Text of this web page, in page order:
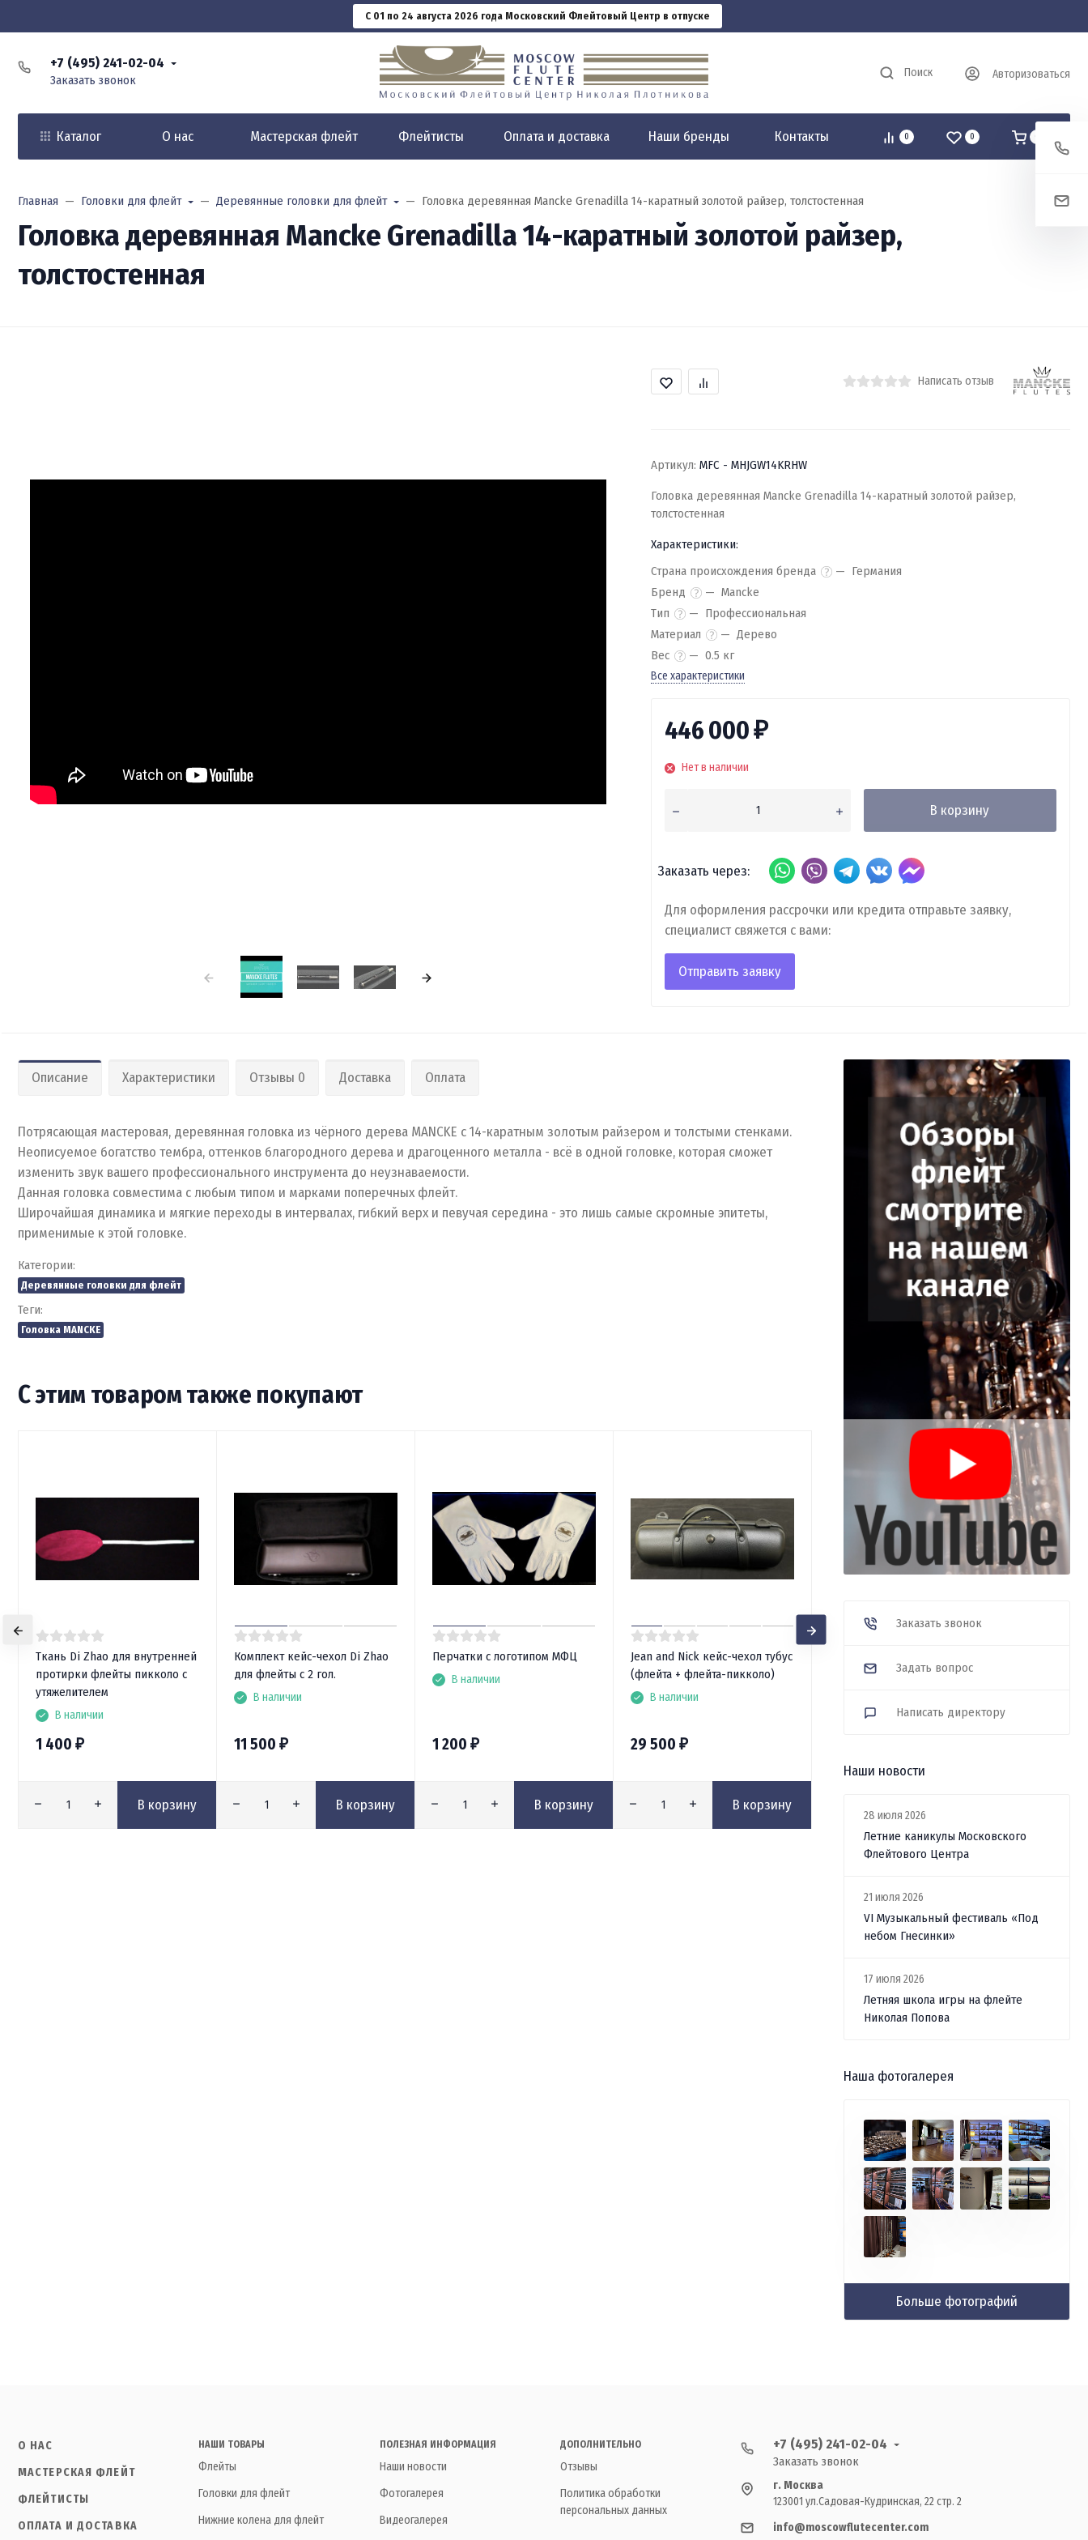
С 01 по 24 августа 2026 года Московский Флейтовый Центр в отпуске
+7 (495) 241-02-04
Заказать звонок
Поиск Авторизоваться
Каталог О нас Мастерская флейт Флейтисты Оплата и доставка Наши бренды Контакты 0 0
Главная Головки для флейт Деревянные головки для флейт Головка деревянная Mancke Grenadilla 14-каратный золотой райзер, толстостенная
Головка деревянная Mancke Grenadilla 14-каратный золотой райзер,
толстостенная
Написать отзыв
Артикул: MFC - MHJGW14KRHW
Головка деревянная Mancke Grenadilla 14-каратный золотой райзер,
толстостенная
Характеристики:
Страна происхождения бренда
Германия
Бренд
Mancke
Тип
Профессиональная
Материал
Дерево
Вес
0.5 кг
Все характеристики
446 000₽
Нет в наличии
В корзину
Заказать через:
Для оформления рассрочки или кредита отправьте заявку,
специалист свяжется с вами:
Отправить заявку
Описание Характеристики Отзывы 0 Доставка Оплата
Потрясающая мастеровая, деревянная головка из чёрного дерева MANCKE с 14-каратным золотым райзером и толстыми стенками.
Неописуемое богатство тембра, оттенков благородного дерева и драгоценного металла - всё в одной головке, которая сможет
изменить звук вашего профессионального инструмента до неузнаваемости.
Данная головка совместима с любым типом и марками поперечных флейт.
Широчайшая динамика и мягкие переходы в интервалах, гибкий верх и певучая середина - это лишь самые скромные эпитеты,
применимые к этой головке.
Категории:
Деревянные головки для флейт
Теги:
Головка MANCKE
С этим товаром также покупают
Ткань Di Zhao для внутренней
протирки флейты пикколо c
утяжелителем
В наличии
1 400 ₽
В корзину
Комплект кейс-чехол Di Zhao
для флейты с 2 гол.
В наличии
11 500 ₽
В корзину
Перчатки с логотипом МФЦ
В наличии
1 200 ₽
В корзину
Jean and Nick кейс-чехол тубус
(флейта + флейта-пикколо)
В наличии
29 500 ₽
В корзину
микрофон-датчик для флейты
Заказать звонок
Задать вопрос
Написать директору
Наши новости
28 июля 2026
Летние каникулы Московского
Флейтового Центра
21 июля 2026
VI Музыкальный фестиваль «Под
небом Гнесинки»
17 июля 2026
Летняя школа игры на флейте
Николая Попова
Наша фотогалерея
Больше фотографий
О НАС
МАСТЕРСКАЯ ФЛЕЙТ
ФЛЕЙТИСТЫ
ОПЛАТА И ДОСТАВКА
НАШИ ТОВАРЫ
Флейты
Головки для флейт
Нижние колена для флейт
ПОЛЕЗНАЯ ИНФОРМАЦИЯ
Наши новости
Фотогалерея
Видеогалерея
ДОПОЛНИТЕЛЬНО
Отзывы
Политика обработки
персональных данных
+7 (495) 241-02-04
Заказать звонок
г. Москва
123001 ул.Садовая-Кудринская, 22 стр. 2
info@moscowflutecenter.com